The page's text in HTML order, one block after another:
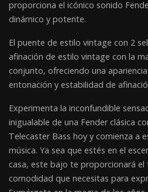
proporciona el icónico sonido
dinámico y potente.
El puente de estilo vintage con 2
afinación de estilo vintage con la
conjunto, ofreciendo una
entonación y estabilidad de
Experimenta la inconfundible
inigualable de una Fender clásica
Telecaster Bass hoy y comienza a
música. Ya sea que estés en el
casa, este bajo te proporcionará el
comodidad que necesitas para